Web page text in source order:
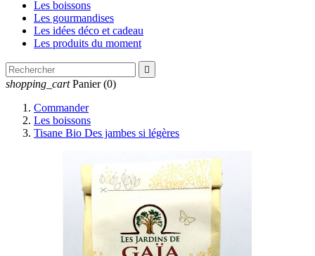
Les boissons
Les gourmandises
Les idées déco et cadeau
Les produits du moment

shopping_cart Panier (0)
Commander
Les boissons
Tisane Bio Des jambes si légères